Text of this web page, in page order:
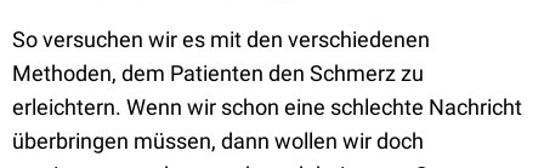
So versuchen wir es mit den verschiedenen
Methoden, dem Patienten den Schmerz zu
erleichtern. Wenn wir schon eine schlechte Nachricht
überbringen müssen, dann wollen wir doch